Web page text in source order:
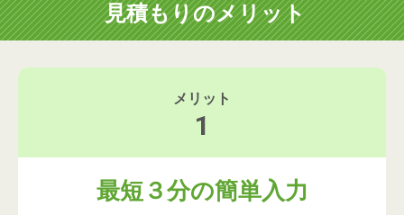
見積もりのメリット
メリット
1
最短３分の簡単入力